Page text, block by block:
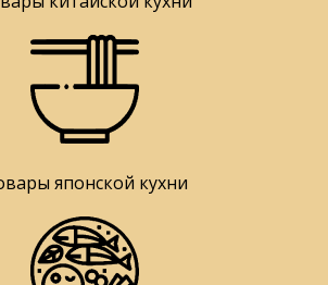
японской кухни